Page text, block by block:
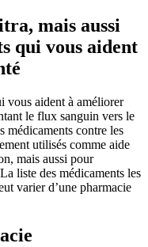
mais aussi
qui vous aident
vous aident à améliorer
le flux sanguin vers le
médicaments contre les
utilisés comme aide
mais aussi pour
liste des médicaments les
varier d’une pharmacie